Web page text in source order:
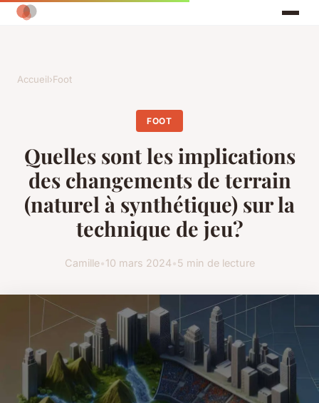
Accueil›Foot
FOOT
Quelles sont les implications
des changements de terrain
(naturel à synthétique) sur la
technique de jeu?
Camille•10 mars 2024•5 min de lecture